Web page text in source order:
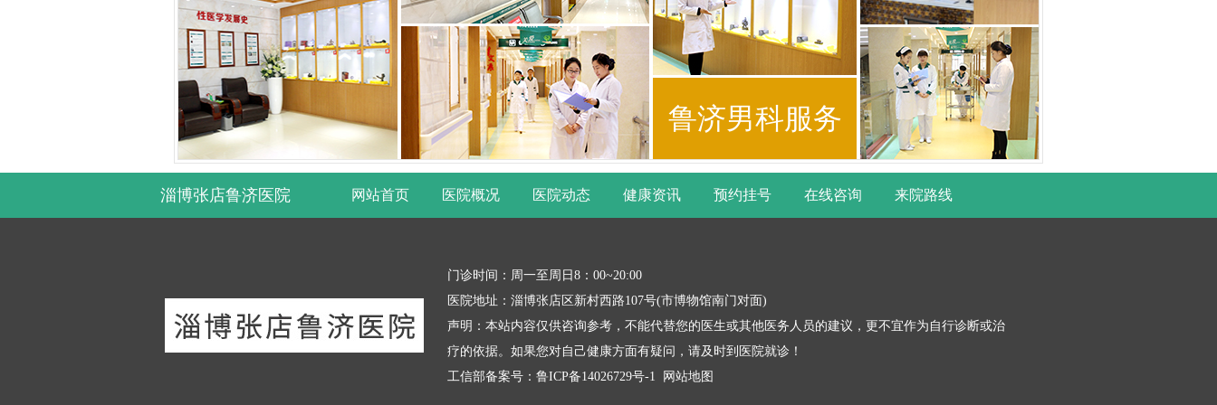
鲁济男科服务
淄博张店鲁济医院 网站首页 医院概况 医院动态 健康资讯 预约挂号 在线咨询 来院路线
门诊时间：周一至周日8：00~20:00
医院地址：淄博张店区新村西路107号(市博物馆南门对面)
声明：本站内容仅供咨询参考，不能代替您的医生或其他医务人员的建议，更不宜作为自行诊断或治
疗的依据。如果您对自己健康方面有疑问，请及时到医院就诊！
工信部备案号： 鲁ICP备14026729号-1 网站地图